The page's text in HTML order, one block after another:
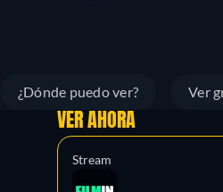
¿Dónde puedo ver? Ver
VER AHORA
Stream